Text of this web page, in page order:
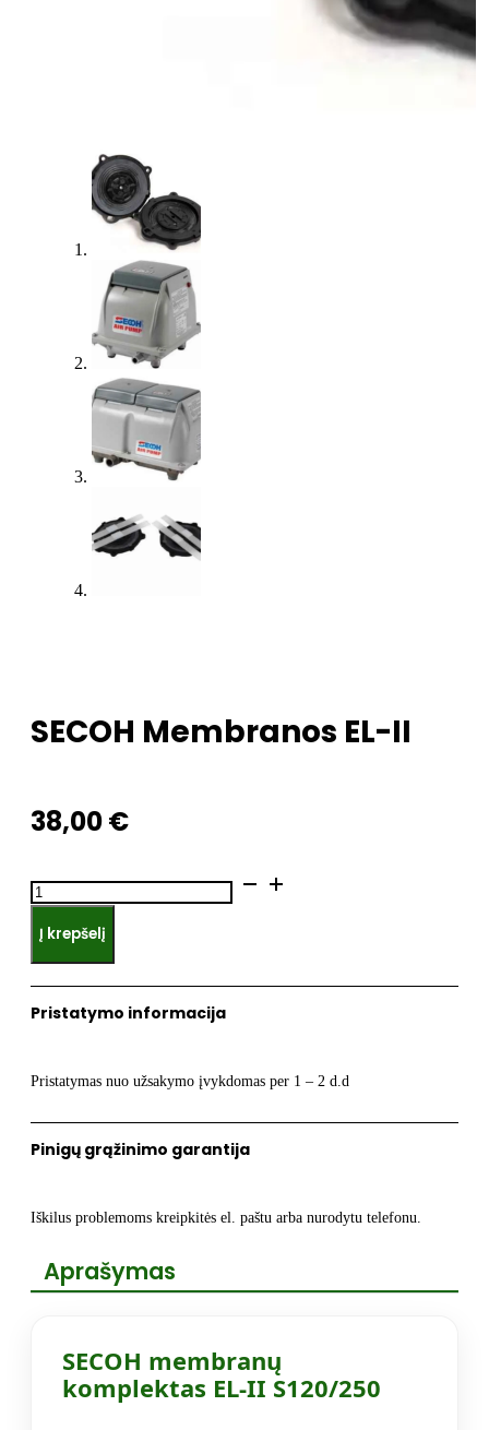
SECOH Membranos EL-II
38,00€
produkto
kiekis:
SECOH
Membranos
EL-
II
Į krepšelį
Pristatymo informacija
Pristatymas nuo užsakymo įvykdomas per 1 – 2 d.d
Pinigų grąžinimo garantija
Iškilus problemoms kreipkitės el. paštu arba nurodytu telefonu.
Aprašymas
SECOH membranų
komplektas EL-II S120/250